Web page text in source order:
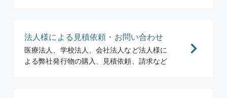
法人様による見積依頼・お問い合わせ
医療法人、学校法人、会社法人など法人様に
よる弊社発行物の購入、見積依頼、請求など